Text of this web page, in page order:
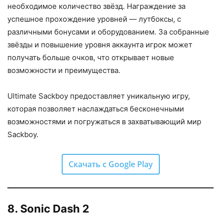
необходимое количество звёзд. Награждение за
успешное прохождение уровней — лутбоксы, с
различными бонусами и оборудованием. За собранные
звёзды и повышение уровня аккаунта игрок может
получать больше очков, что открывает новые
возможности и преимущества.
Ultimate Sackboy предоставляет уникальную игру,
которая позволяет наслаждаться бесконечными
возможностями и погружаться в захватывающий мир
Sackboy.
Скачать с Google Play
8. Sonic Dash 2